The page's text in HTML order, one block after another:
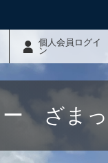
個人会員ログイ
ン
ー ざまっ